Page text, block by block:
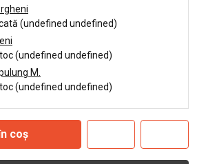
(undefined undefined)
(undefined undefined)
M.
(undefined undefined)
coș